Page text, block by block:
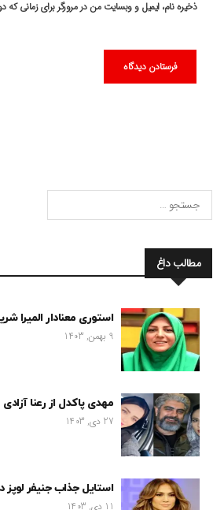
ذخیره نام، ایمیل و وبسایت من در مرورگر برای زمانی که
مطالب داغ
استوری معنادار المیرا
9 بهمن, 1403
مهدی پاکدل از رعنا
27 دی, 1403
استایل جذاب جنیفر
11 دی, 1403